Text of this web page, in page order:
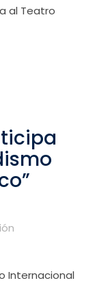
al Teatro
Internacional